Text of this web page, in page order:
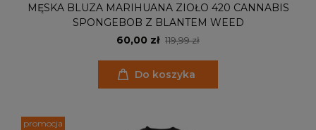
MĘSKA BLUZA MARIHUANA ZIOŁO 420 CANNABIS
SPONGEBOB Z BLANTEM WEED
60,00 zł 119,99 zł
Do koszyka
promocja